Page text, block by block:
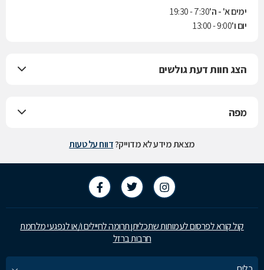
ימים א' - ה'7:30 - 19:30
יום ו'9:00 - 13:00
הצג חוות דעת גולשים
מפה
מצאת מידע לא מדוייק?דווח על טעות
קול קורא לפרסום לעמותות שתכליתן תרומה לחיילים ו/או לנפגעי מלחמת
חרבות ברזל